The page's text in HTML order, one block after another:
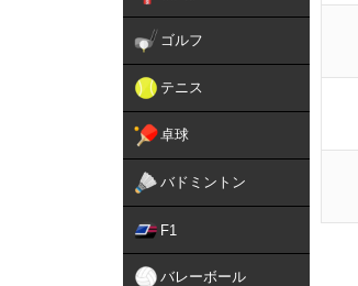
ゴルフ
テニス
卓球
バドミントン
F1
バレーボール